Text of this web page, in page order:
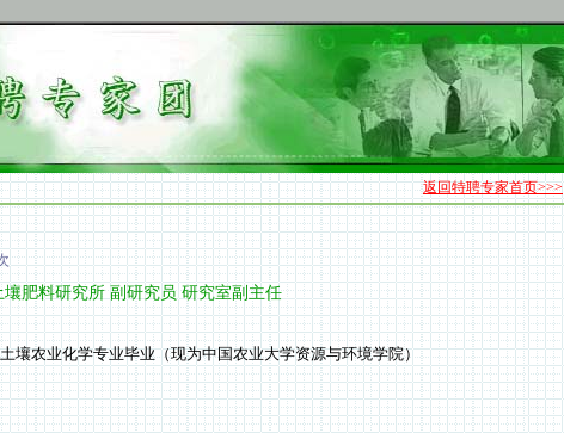
返回特聘专家首页>>>
肥料研究所 副研究员 研究室副主任
业化学专业毕业（现为中国农业大学资源与环境学院）